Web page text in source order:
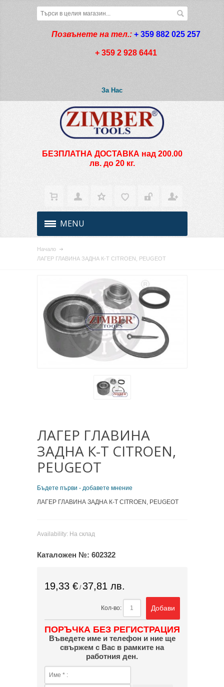
Позвънете на тел.: + 359 882 025 257
+ 359 2 928 6441
За Нас
БЕЗПЛАТНА ДОСТАВКА над 200.00
лв. до 20 кг.
MENU
Начало
ЛАГЕР ГЛАВИНА ЗАДНА К-Т CITROEN, PEUGEOT
ЛАГЕР ГЛАВИНА
ЗАДНА К-Т CITROEN,
PEUGEOT
Бъдете първи - добавете мнение
ЛАГЕР ГЛАВИНА ЗАДНА К-Т CITROEN, PEUGEOT
Availability: На склад
Каталожен №: 602322
19,33 €/ 37,81 лв.
Кол-во: Добави
ПОРЪЧКА БЕЗ РЕГИСТРАЦИЯ
Въведете име и телефон и ние ще
свържем с Вас в рамките на
работния ден.